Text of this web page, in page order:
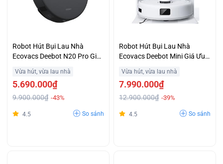
Robot Hút Bụi Lau Nhà
Ecovacs Deebot N20 Pro Giá
Vừa hút, vừa lau nhà
5.690.000₫
9.900.000₫ -43%
4.5 So sánh
Robot Hút Bụi Lau Nhà
Ecovacs Deebot Mini Giá Ưu
Vừa hút, vừa lau nhà
7.990.000₫
12.900.000₫ -39%
4.5 So sánh